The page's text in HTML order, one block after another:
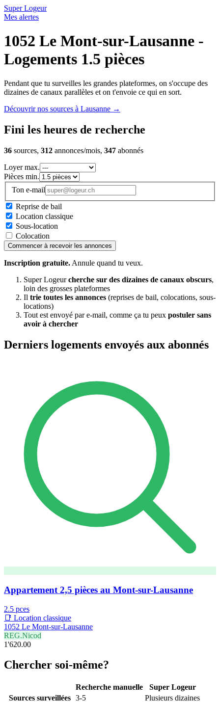
Super Logeur
Mes alertes
1052 Le Mont-sur-Lausanne -
Logements 1.5 pièces
Pendant que tu surveilles les grandes plateformes, on s'occupe des
dizaines de canaux parallèles et on t'envoie ce qui en sort.
Découvrir nos sources à Lausanne →
Fini les heures de recherche
36 sources, 312 annonces/mois, 347 abonnés
Loyer max.
Pièces min.
Ton e-mail
Reprise de bail
Location classique
Sous-location
Colocation
Commencer à recevoir les annonces
Inscription gratuite. Annule quand tu veux.
Super Logeurcherche sur des dizaines de canaux obscurs,
loin des grosses plateformes
Il trie toutes les annonces (reprises de bail, colocations, sous-
locations)
Tout est envoyé par e-mail, comme ça tu peux postuler sans
avoir à chercher
Derniers logements envoyés aux abonnés
Appartement 2,5 pièces au Mont-sur-Lausanne
2.5 pces
📑 Location classique
1052 Le Mont-sur-Lausanne
REG.Nicod
1'620.00
Chercher soi-même?
Recherche manuelle
Super Logeur
Sources surveillées
3-5
Plusieurs dizaines